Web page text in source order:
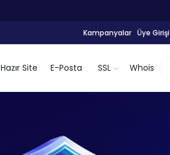
Kampanyalar Üye Girişi
Hazır Site E-Posta SSL Whois